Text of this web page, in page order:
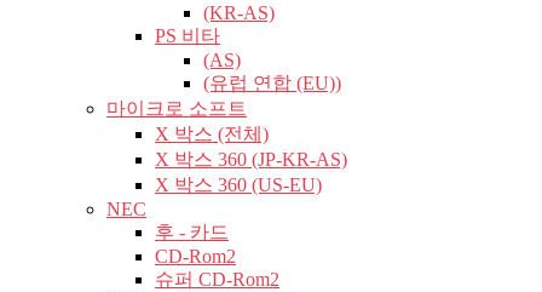
(KR-AS)
PS 비타
(AS)
(유럽​​ 연합 (EU))
마이크로 소프트
X 박스 (전체)
X 박스 360 (JP-KR-AS)
X 박스 360 (US-EU)
NEC
후 - 카드
CD-Rom2
슈퍼 CD-Rom2